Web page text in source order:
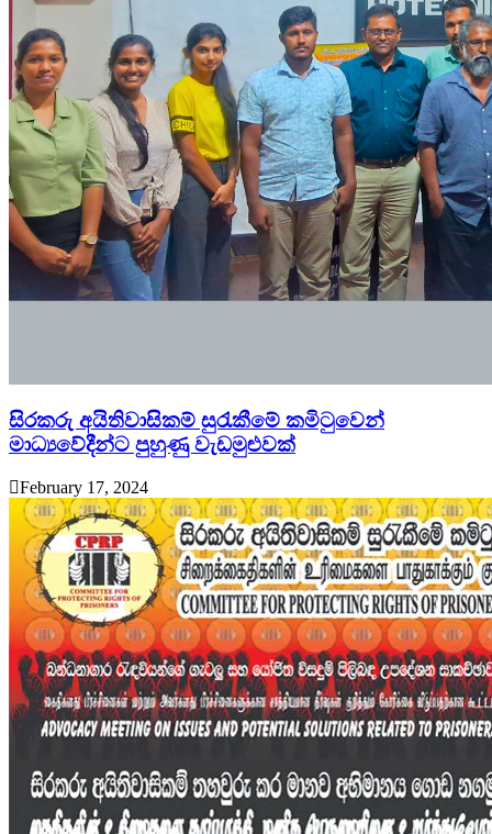
සිරකරු අයිතිවාසිකම් සුරැකීමේ කමිටුවෙන්
මාධ්‍යවේදීන්ට පුහුණු වැඩමුළුවක්
February 17, 2024